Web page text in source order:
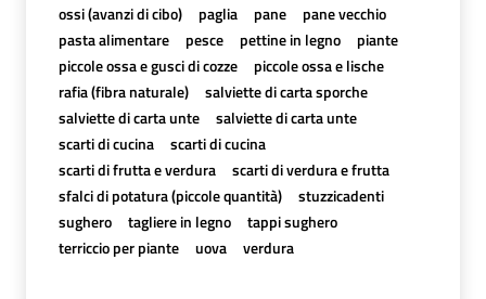
ossi (avanzi di cibo)
paglia pane
pane vecchio
pasta alimentare
pesce pettine in legno
piante
piccole ossa e gusci di cozze
piccole ossa e lische
rafia (fibra naturale)
salviette di carta sporche
salviette di carta unte
salviette di carta unte
scarti di cucina
scarti di cucina
scarti di frutta e verdura
scarti di verdura e frutta
sfalci di potatura (piccole quantità)
stuzzicadenti
sughero
tagliere in legno
tappi sughero
terriccio per piante
uova verdura